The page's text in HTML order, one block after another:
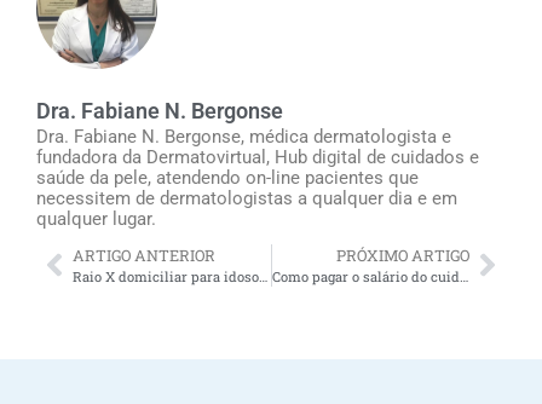
Dra. Fabiane N. Bergonse
Dra. Fabiane N. Bergonse, médica dermatologista e
fundadora da Dermatovirtual, Hub digital de cuidados e
saúde da pele, atendendo on-line pacientes que
necessitem de dermatologistas a qualquer dia e em
qualquer lugar.
ARTIGO ANTERIOR PRÓXIMO ARTIGO